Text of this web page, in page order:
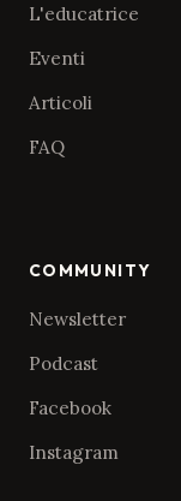
L'educatrice
Eventi
Articoli
FAQ
COMMUNITY
Newsletter
Podcast
Facebook
Instagram